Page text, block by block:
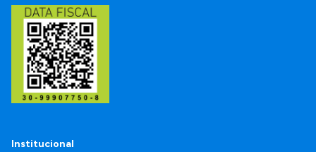
Institucional